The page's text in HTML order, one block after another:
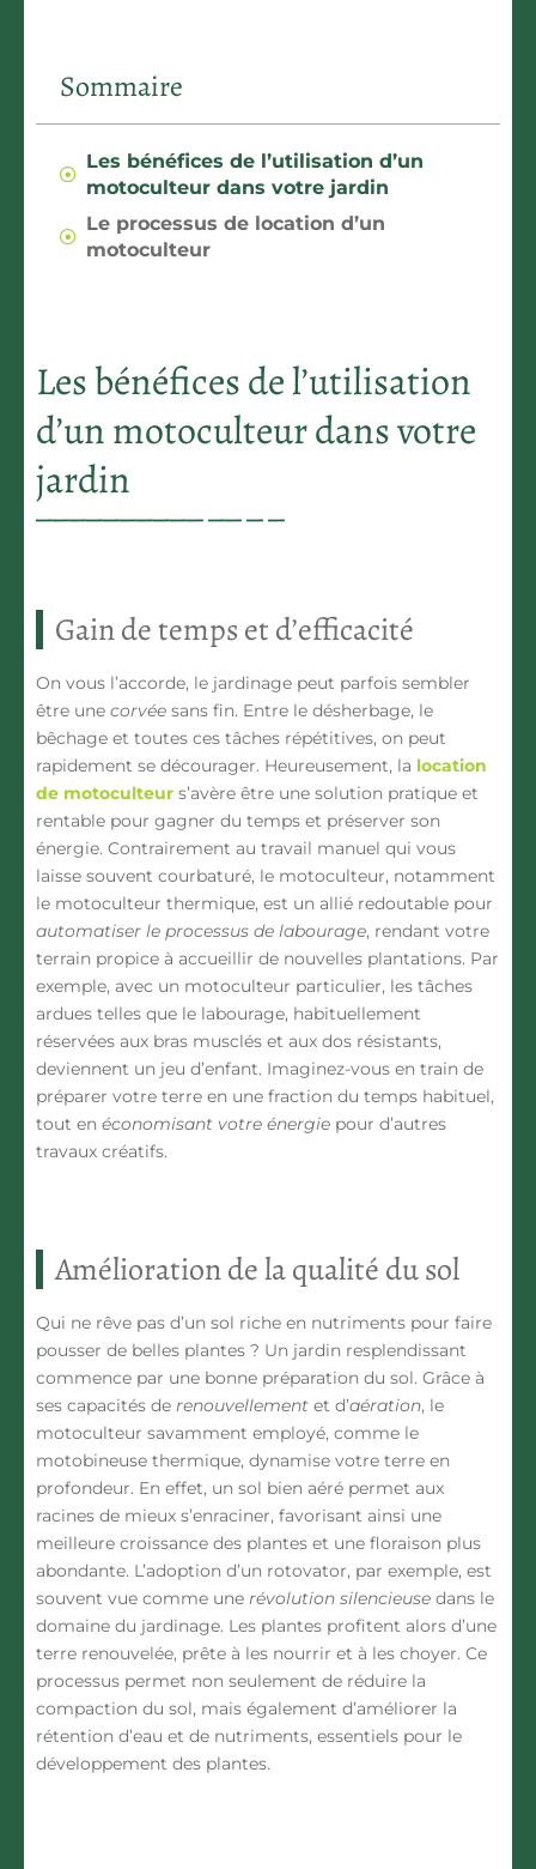
Sommaire
Les bénéfices de l’utilisation d’un
motoculteur dans votre jardin
Le processus de location d’un
motoculteur
Les bénéfices de l’utilisation
d’un motoculteur dans votre
jardin
Gain de temps et d’efficacité
On vous l’accorde, le jardinage peut parfois sembler
être une corvée sans fin. Entre le désherbage, le
bêchage et toutes ces tâches répétitives, on peut
rapidement se décourager. Heureusement, la location
de motoculteur s’avère être une solution pratique et
rentable pour gagner du temps et préserver son
énergie. Contrairement au travail manuel qui vous
laisse souvent courbaturé, le motoculteur, notamment
le motoculteur thermique, est un allié redoutable pour
automatiser le processus de labourage, rendant votre
terrain propice à accueillir de nouvelles plantations. Par
exemple, avec un motoculteur particulier, les tâches
ardues telles que le labourage, habituellement
réservées aux bras musclés et aux dos résistants,
deviennent un jeu d’enfant. Imaginez-vous en train de
préparer votre terre en une fraction du temps habituel,
tout en économisant votre énergie pour d’autres
travaux créatifs.
Amélioration de la qualité du sol
Qui ne rêve pas d’un sol riche en nutriments pour faire
pousser de belles plantes ? Un jardin resplendissant
commence par une bonne préparation du sol. Grâce à
ses capacités de renouvellement et d’aération, le
motoculteur savamment employé, comme le
motobineuse thermique, dynamise votre terre en
profondeur. En effet, un sol bien aéré permet aux
racines de mieux s’enraciner, favorisant ainsi une
meilleure croissance des plantes et une floraison plus
abondante. L’adoption d’un rotovator, par exemple, est
souvent vue comme une révolution silencieuse dans le
domaine du jardinage. Les plantes profitent alors d’une
terre renouvelée, prête à les nourrir et à les choyer. Ce
processus permet non seulement de réduire la
compaction du sol, mais également d’améliorer la
rétention d’eau et de nutriments, essentiels pour le
développement des plantes.